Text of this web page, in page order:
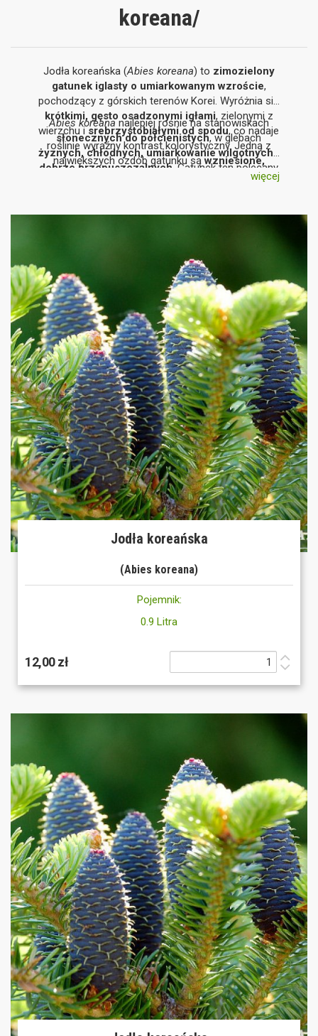
koreana/
Jodła koreańska (Abies koreana) to zimozielony
gatunek iglasty o umiarkowanym wzroście,
pochodzący z górskich terenów Korei. Wyróżnia się
krótkimi, gęsto osadzonymi igłami, zielonymi z
wierzchu isrebrzystobiałymi od spodu, co nadaje
roślinie wyraźny kontrast kolorystyczny. Jedną z
największych ozdób gatunku sąwzniesione,
, pojawiające się już na
Abies koreananajlepiej rośnie na stanowiskach
słonecznych do półcienistych, w glebach
żyznych, chłodnych, umiarkowanie wilgotnych i
dobrze przepuszczalnych. Gatunek ten polecany
ogrodów przydomowych, kompozycji
szczególnie tam, gdzie ceniona jestwysoka
więcej
Jodła koreańska
(Abies koreana)
Pojemnik:
0.9 Litra
12,00 zł